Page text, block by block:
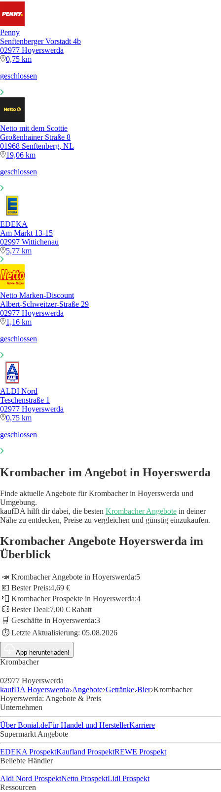
Penny
Senftenberger Vorstadt 4b
02977 Hoyerswerda
0,75 km
geschlossen
Netto mit dem Scottie
Großenhainer Straße 8
01968 Senftenberg, NL
19,06 km
geschlossen
EDEKA
Am Markt 13-15
02997 Wittichenau
5,77 km
Netto Marken-Discount
Albert-Schweitzer-Straße 29
02977 Hoyerswerda
1,16 km
geschlossen
ALDI Nord
Teschenstraße 1
02977 Hoyerswerda
0,75 km
geschlossen
Krombacher im Angebot in Hoyerswerda
Finde aktuelle Angebote für Krombacher in Hoyerswerda und
Umgebung.
kaufDA hilft dir dabei, die besten Krombacher Angebote in deiner
Nähe zu entdecken, Preise zu vergleichen und günstig einzukaufen.
Krombacher Angebote Hoyerswerda im
Überblick
📣 Krombacher Angebote in Hoyerswerda:5
💶 Bester Preis:4,69 €
📮 Krombacher Prospekte in Hoyerswerda:4
💥 Bester Deal:7,00 € Rabatt
🛒 Geschäfte in Hoyerswerda:3
⏱️ Letzte Aktualisierung: 05.08.2026
App herunterladen!
Krombacher
02977 Hoyerswerda
kaufDA Hoyerswerda Angebote Getränke Bier Krombacher
Hoyerswerda: Angebote & Preis
Unternehmen
Über Bonial.deFür Handel und HerstellerKarriere
Supermarkt Angebote
EDEKA ProspektKaufland ProspektREWE Prospekt
Beliebte Händler
Aldi Nord ProspektNetto ProspektLidl Prospekt
Ressourcen